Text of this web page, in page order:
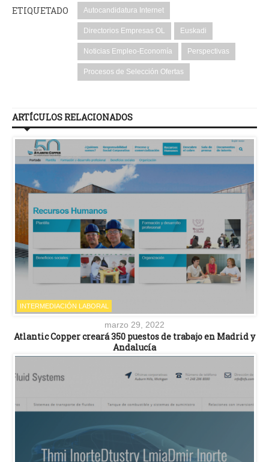
ETIQUETADO Autocandidatura Internet
Directorios Empresas OL Euskadi
Noticias Empleo-Economía Perspectivas
Procesos de Selección Ofertas
ARTÍCULOS RELACIONADOS
INTERMEDIACIÓN LABORAL
marzo 29, 2022
Atlantic Copper creará 350 puestos de trabajo en Madrid y
Andalucía